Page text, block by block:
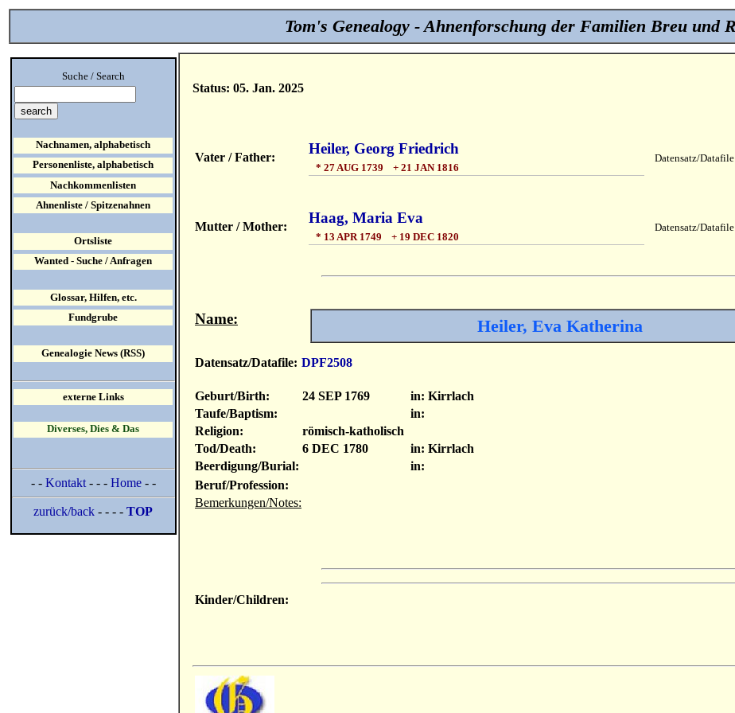
Tom's Genealogy - Ahnenforschung der Familien Breu und
Status: 05. Jan. 2025
Vater / Father:
Heiler, Georg Friedrich
* 27 AUG 1739 + 21 JAN 1816
Datensatz/
Mutter / Mother:
Haag, Maria Eva
* 13 APR 1749 + 19 DEC 1820
Datensatz/
Name: Heiler, Eva Katherina
Datensatz/Datafile: DPF2508
Geburt/Birth: 24 SEP 1769
in: Kirrlach
Taufe/Baptism:
in:
Religion:
römisch-katholisch
Tod/Death:
6 DEC 1780
in: Kirrlach
Beerdigung/Burial:
in:
Beruf/Profession:
Bemerkungen/Notes:
Kinder/Children:
Suche / Search
Nachnamen, alphabetisch
Personenliste, alphabetisch
Nachkommenlisten
Ahnenliste / Spitzenahnen
Ortsliste
Wanted - Suche / Anfragen
Glossar, Hilfen, etc.
Fundgrube
Genealogie News (RSS)
externe Links
Diverses, Dies & Das
- - Kontakt- - - Home- -
zurück/back - - - -TOP